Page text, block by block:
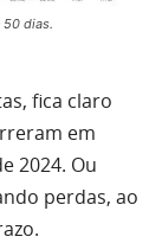
50 dias.
fica claro
em
2024. Ou
perdas, ao